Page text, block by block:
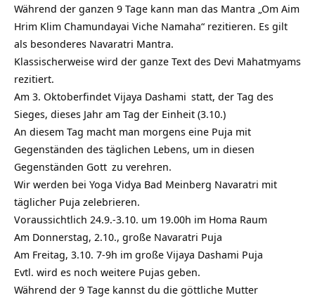
Während der ganzen 9 Tage kann man das Mantra „Om Aim
Hrim Klim Chamundayai Viche Namaha“ rezitieren. Es gilt
als besonderes Navaratri Mantra.
Klassischerweise wird der ganze Text des Devi Mahatmyams
rezitiert.
Am 3. Oktoberfindet Vijaya Dashami statt, der Tag des
Sieges, dieses Jahr am Tag der Einheit (3.10.)
An diesem Tag macht man morgens eine Puja mit
Gegenständen des täglichen Lebens, um in diesen
Gegenständen Gott zu verehren.
Wir werden bei Yoga Vidya Bad Meinberg Navaratri mit
täglicher Puja zelebrieren.
Voraussichtlich 24.9.-3.10. um 19.00h im Homa Raum
Am Donnerstag, 2.10., große Navaratri Puja
Am Freitag, 3.10. 7-9h im große Vijaya Dashami Puja
Evtl. wird es noch weitere Pujas geben.
Während der 9 Tage kannst du die göttliche Mutter